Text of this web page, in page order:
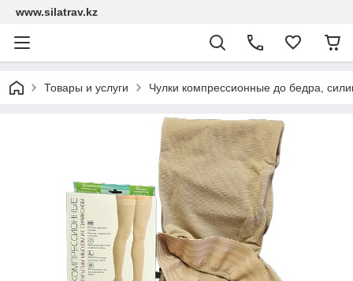
www.silatrav.kz
Товары и услуги Чулки компрессионные до бедра,